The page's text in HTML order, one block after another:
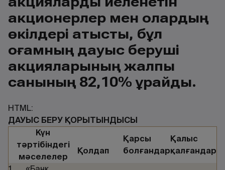
акционерлер мен олардың
өкілдері қатысты, бұл
қоғамның дауыс беруші
акцияларының жалпы
санының 82,10% құрайды.
HTML:
ДАУЫС БЕРУ ҚОРЫТЫНДЫСЫ
Күн
тәртібіндегі
мәселелер
Қолдап
Қарсы
болғандар
Қалыс
қалғандар